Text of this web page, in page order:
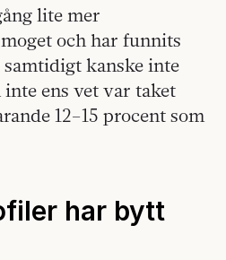
lite mer
och har funnits
kanske inte
ens vet var taket
12–15 procent som
har bytt